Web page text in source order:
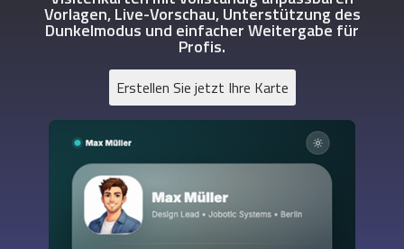
Vorlagen, Live-Vorschau, Unterstützung des
Dunkelmodus und einfacher Weitergabe für
Profis.
Erstellen Sie jetzt Ihre Karte